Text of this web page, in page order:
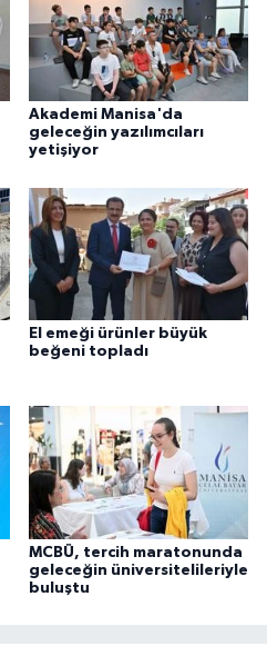
Akademi Manisa'da
geleceğin yazılımcıları
yetişiyor
El emeği ürünler büyük
beğeni topladı
MCBÜ, tercih maratonunda
geleceğin üniversitelileriyle
buluştu